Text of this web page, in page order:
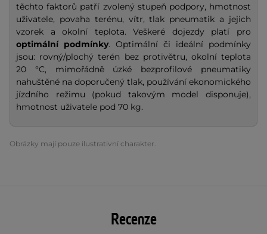
těchto faktorů patří zvolený stupeň podpory, hmotnost
uživatele, povaha terénu, vítr, tlak pneumatik a jejich
vzorek a okolní teplota. Veškeré dojezdy platí pro
optimální podmínky. Optimální či ideální podmínky
jsou: rovný/plochý terén bez protivětru, okolní teplota
20 °C, mimořádně úzké bezprofilové pneumatiky
nahuštěné na doporučený tlak, používání ekonomického
jízdního režimu (pokud takovým model disponuje),
hmotnost uživatele pod 70 kg.
Obrázky mají pouze ilustrativní charakter.
Recenze